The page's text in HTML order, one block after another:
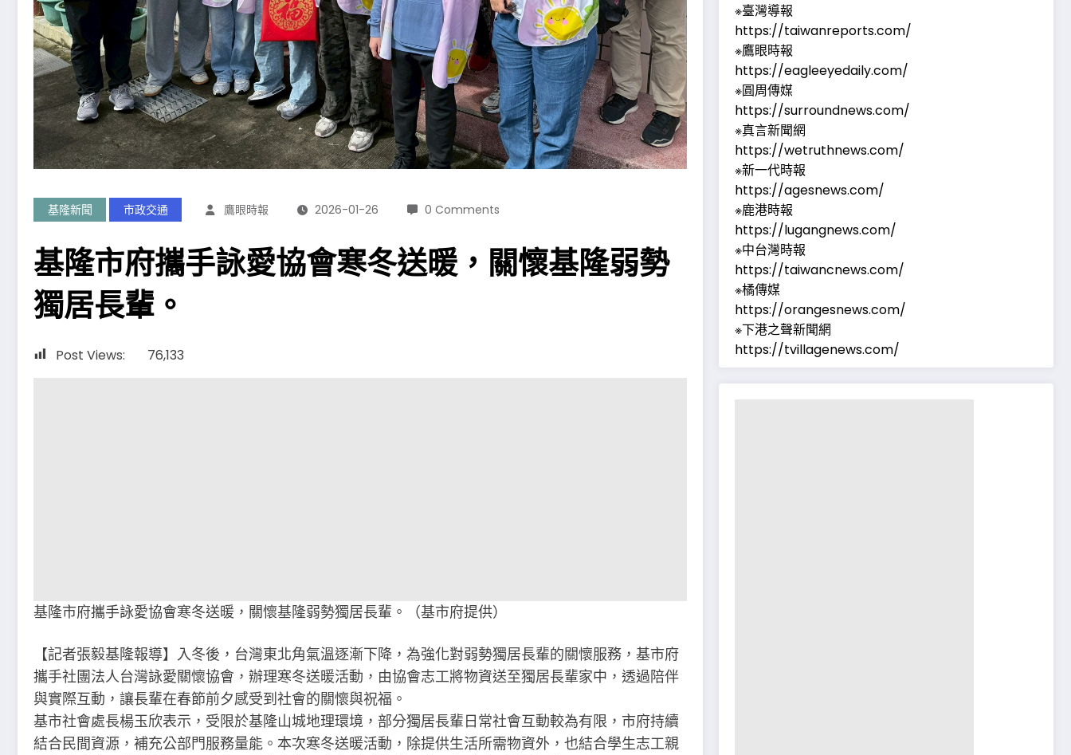
基隆新聞 市政交通 鷹眼時報 2026-01-26 0 Comments
基隆市府攜手詠愛協會寒冬送暖，關懷基隆弱勢
獨居長輩。
Post Views: 76,133
基隆市府攜手詠愛協會寒冬送暖，關懷基隆弱勢獨居長輩。（基市府提供）
【記者張毅基隆報導】入冬後，台灣東北角氣溫逐漸下降，為強化對弱勢獨居長輩的關懷服務，基市府
攜手社團法人台灣詠愛關懷協會，辦理寒冬送暖活動，由協會志工將物資送至獨居長輩家中，透過陪伴
與實際互動，讓長輩在春節前夕感受到社會的關懷與祝福。
基市社會處長楊玉欣表示，受限於基隆山城地理環境，部分獨居長輩日常社會互動較為有限，市府持續
結合民間資源，補充公部門服務量能。本次寒冬送暖活動，除提供生活所需物資外，也結合學生志工親
※臺灣導報
https://taiwanreports.com/
※鷹眼時報
https://eagleeyedaily.com/
※圓周傳媒
https://surroundnews.com/
※真言新聞網
https://wetruthnews.com/
※新一代時報
https://agesnews.com/
※鹿港時報
https://lugangnews.com/
※中台灣時報
https://taiwancnews.com/
※橘傳媒
https://orangesnews.com/
※下港之聲新聞網
https://tvillagenews.com/